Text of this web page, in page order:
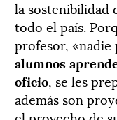
la sostenibilidad
todo el país.
profesor,
alumnos
oficio, se les
además son